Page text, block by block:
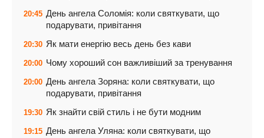
20:45 День ангела Соломія: коли святкувати, що
подарувати, привітання
20:30 Як мати енергію весь день без кави
20:00 Чому хороший сон важливіший за тренування
20:00 День ангела Зоряна: коли святкувати, що
подарувати, привітання
19:30 Як знайти свій стиль і не бути модним
19:15 День ангела Уляна: коли святкувати, що